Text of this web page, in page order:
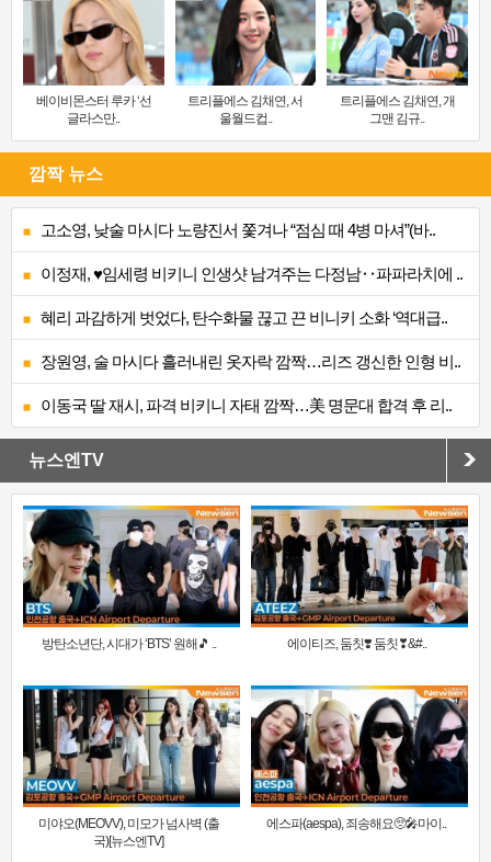
베이비몬스터 루카 ‘선
글라스만..
트리플에스 김채연, 서
울월드컵..
트리플에스 김채연, 개
그맨 김규..
깜짝 뉴스
고소영, 낮술 마시다 노량진서 쫓겨나 “점심 때 4병 마셔”(바..
이정재, ♥임세령 비키니 인생샷 남겨주는 다정남‥파파라치에 ..
혜리 과감하게 벗었다, 탄수화물 끊고 끈 비니키 소화 ‘역대급..
장원영, 술 마시다 흘러내린 옷자락 깜짝…리즈 갱신한 인형 비..
이동국 딸 재시, 파격 비키니 자태 깜짝…美 명문대 합격 후 리..
뉴스엔TV
방탄소년단, 시대가 ‘BTS’ 원해🎵 .. 에이티즈, 둠칫❣️ 둠칫❣&#..
미야오(MEOVV), 미모가 넘사벽 (출
국)[뉴스엔TV]
에스파(aespa), 죄송해요🥺🎤마이..